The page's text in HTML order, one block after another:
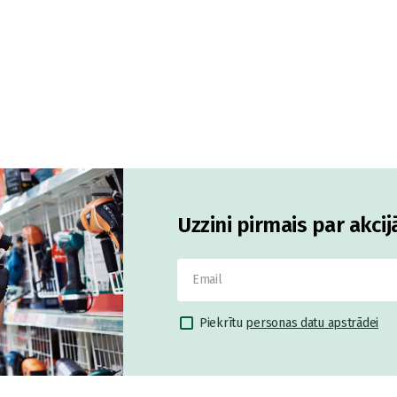
Uzzini pirmais par
Piekrītu personas datu apstrādei